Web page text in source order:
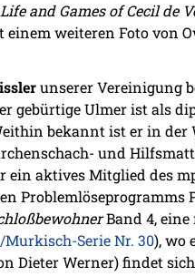
and Games of Cecil de
einem weiteren Foto von
unserer Vereinigung
gebürtige Ulmer ist als
bekannt ist er in der
und
ein aktives Mitglied des
Problemlöseprogramms
Band 4, eine
Serie Nr. 30), wo
Dieter Werner) findet